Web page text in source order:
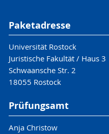
Paketadresse
Universität Rostock
Juristische Fakultät / Haus 3
Schwaansche Str. 2
18055 Rostock
Prüfungsamt
Anja Christow